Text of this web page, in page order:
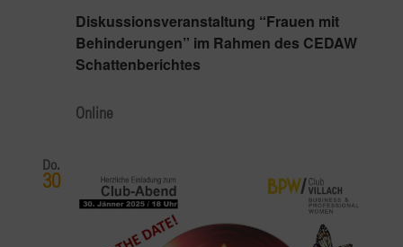
Diskussionsveranstaltung “Frauen mit
Behinderungen” im Rahmen des CEDAW
Schattenberichtes
Online
Do.
30